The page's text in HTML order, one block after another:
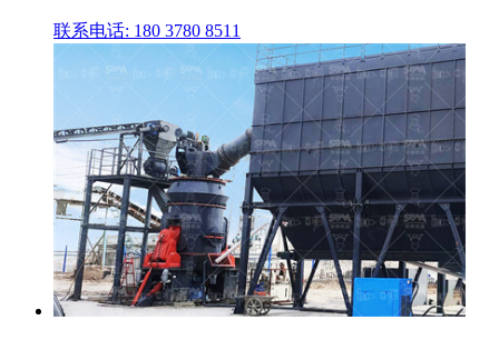
联系电话: 180 3780 8511